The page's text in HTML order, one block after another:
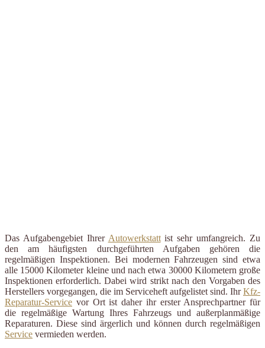
Das Aufgabengebiet Ihrer Autowerkstattist sehr umfangreich. Zu
den am häufigsten durchgeführten Aufgaben gehören die
regelmäßigen Inspektionen. Bei modernen Fahrzeugen sind etwa
alle 15000 Kilometer kleine und nach etwa 30000 Kilometern große
Inspektionen erforderlich. Dabei wird strikt nach den Vorgaben des
Herstellers vorgegangen, die im Serviceheft aufgelistet sind. IhrKfz-
Reparatur-Service vor Ort ist daher ihr erster Ansprechpartner für
die regelmäßige Wartung Ihres Fahrzeugs und außerplanmäßige
Reparaturen. Diese sind ärgerlich und können durch regelmäßigen
Service vermieden werden.